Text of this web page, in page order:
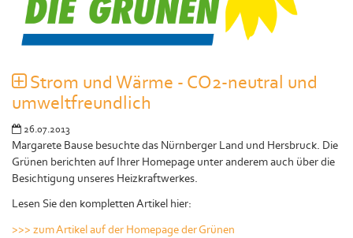
Strom und Wärme - CO2-neutral und
umweltfreundlich
26.07.2013
Margarete Bause besuchte das Nürnberger Land und Hersbruck. Die
Grünen berichten auf Ihrer Homepage unter anderem auch über die
Besichtigung unseres Heizkraftwerkes.
Lesen Sie den kompletten Artikel hier:
>>> zum Artikel auf der Homepage der Grünen